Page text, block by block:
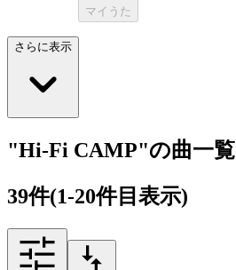
マイうた
さらに表示
"Hi-Fi CAMP"の曲一覧
39件(1-20件目表示)